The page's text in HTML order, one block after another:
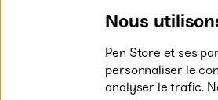
Nous
Pen Store et ses
personnaliser le
analyser le trafic.